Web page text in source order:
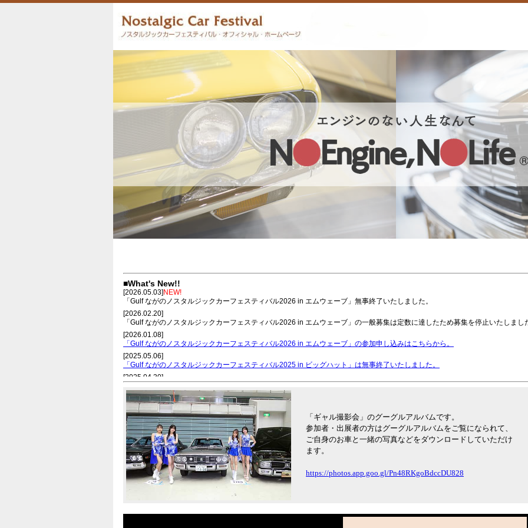
■What's New!!
[2026.05.03] NEW!
「Gulf ながのノスタルジックカーフェスティバル2026 in エムウェーブ」無事終了いたしました。
[2026.02.20]
「Gulf ながのノスタルジックカーフェスティバル2026 in エムウェーブ」の一般募集は定数に達したため募集を停止いたしまし
[2026.01.08]
「Gulf ながのノスタルジックカーフェスティバル2026 in エムウェーブ」の参加申し込みはこちらから。
[2025.05.06]
「Gulf ながのノスタルジックカーフェスティバル2025 in ビッグハット」は無事終了いたしました。
[2025.04.30]
[2025.04.22]
2025年、参加・出展者の皆様へ。当日マニュアル・会場レイアウト・各種パス等を郵送いたしました。
[2025.04.3]
2025年の車両展示参加およびスワップミート、企業・ショップの出展枠は予定数に達しましたので、募集を終了いたしました。
[2025.01.15]
「日産90周年特別展」屋内招待枠は、予定台数90台に達しましたので、募集を終了いたしました。
[2024.12.18]
「Gulfながのノスタルジックカーフェスティバル2025 inビッグハット」の参加・出展申込スタート！
[2024.05.6]
「Gulf ながのノスタルジックカーフェスティバル2024」は無事終了いたしました。
「Gulfながのノスタルジックカーフェスティバル2024」会場レイアウト図できました。
「ギャル撮影会」のグーグルアルバムです。
参加者・出展者の方はグーグルアルバムをご覧になられて、
ご自身のお車と一緒の写真などをダウンロードしていただけ
ます。
https://photos.app.goo.gl/Pn48RKgoBdccDU828